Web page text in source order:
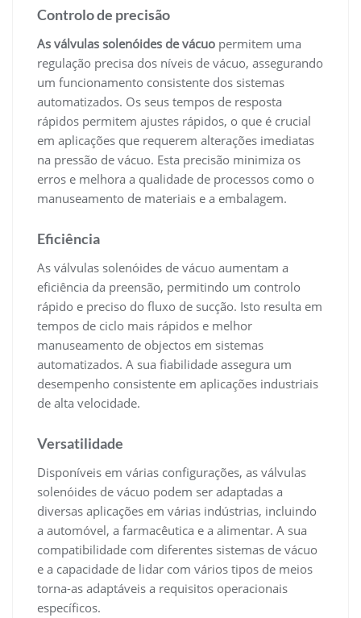
Controlo de precisão
As válvulas solenóides de vácuo permitem uma
regulação precisa dos níveis de vácuo, assegurando
um funcionamento consistente dos sistemas
automatizados. Os seus tempos de resposta
rápidos permitem ajustes rápidos, o que é crucial
em aplicações que requerem alterações imediatas
na pressão de vácuo. Esta precisão minimiza os
erros e melhora a qualidade de processos como o
manuseamento de materiais e a embalagem.
Eficiência
As válvulas solenóides de vácuo aumentam a
eficiência da preensão, permitindo um controlo
rápido e preciso do fluxo de sucção. Isto resulta em
tempos de ciclo mais rápidos e melhor
manuseamento de objectos em sistemas
automatizados. A sua fiabilidade assegura um
desempenho consistente em aplicações industriais
de alta velocidade.
Versatilidade
Disponíveis em várias configurações, as válvulas
solenóides de vácuo podem ser adaptadas a
diversas aplicações em várias indústrias, incluindo
a automóvel, a farmacêutica e a alimentar. A sua
compatibilidade com diferentes sistemas de vácuo
e a capacidade de lidar com vários tipos de meios
torna-as adaptáveis a requisitos operacionais
específicos.